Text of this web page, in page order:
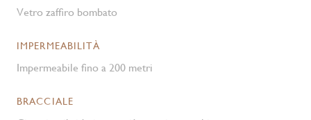
Vetro zaffiro bombato
IMPERMEABILITÀ
Impermeabile fino a 200 metri
BRACCIALE